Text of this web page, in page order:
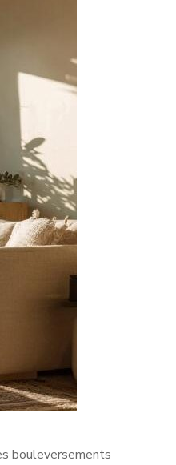
bouleversements